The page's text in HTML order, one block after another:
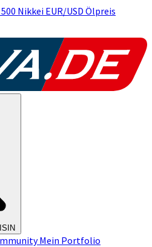
Nikkei EUR/USD Ölpreis
Mein Portfolio